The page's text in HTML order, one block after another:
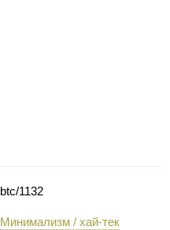
btc/1132
Минимализм / хай-тек